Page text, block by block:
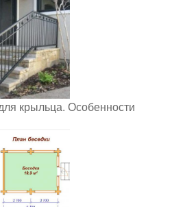
крыльца. Особенности